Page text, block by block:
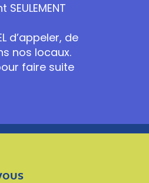
d’appeler, de
nos locaux.
faire suite